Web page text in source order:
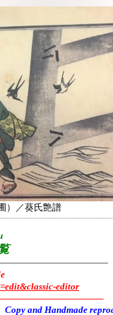
）／葵氏艶譜
editor
and Handmade